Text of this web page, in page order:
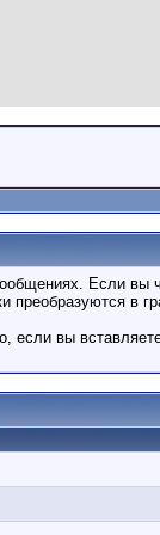
Если вы
преобразуются в
если вы